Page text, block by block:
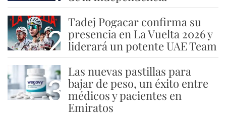
2
Tadej Pogacar confirma su
presencia en La Vuelta 2026 y
liderará un potente UAE Team
3
Las nuevas pastillas para
bajar de peso, un éxito entre
médicos y pacientes en
Emiratos